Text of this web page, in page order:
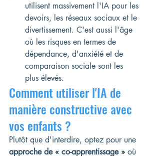
utilisent massivement l'IA pour les
devoirs, les réseaux sociaux et le
divertissement. C'est aussi l'âge
où les risques en termes de
dépendance, d'anxiété et de
comparaison sociale sont les
plus élevés.
Comment utiliser l'IA de
manière constructive avec
vos enfants ?
Plutôt que d'interdire, optez pour une
approche de « co-apprentissage » où